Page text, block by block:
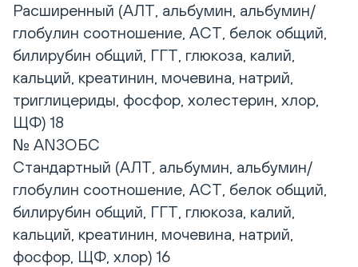
Расширенный (АЛТ, альбумин, альбумин/
глобулин соотношение, АСТ, белок общий,
билирубин общий, ГГТ, глюкоза, калий,
кальций, креатинин, мочевина, натрий,
триглицериды, фосфор, холестерин, хлор,
ЩФ) 18
№ AN3ОБС
Стандартный (АЛТ, альбумин, альбумин/
глобулин соотношение, АСТ, белок общий,
билирубин общий, ГГТ, глюкоза, калий,
кальций, креатинин, мочевина, натрий,
фосфор, ЩФ, хлор) 16